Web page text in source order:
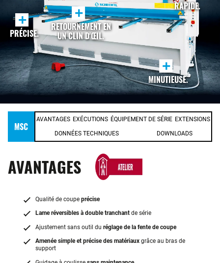
+
RETOURNEMENT EN
UN CLIN D'ŒIL.
RAPIDE.
+
PRÉCISE.
+
MINUTIEUSE.
MSC
AVANTAGES EXÉCUTIONS ÉQUIPEMENT DE SÉRIE EXTENSIONS
DONNÉES TECHNIQUES DOWNLOADS
AVANTAGES
Qualité de coupe précise
Lame réversibles à double tranchant de série
Ajustement sans outil du réglage de la fente de coupe
Amenée simple et précise des matériaux grâce au bras de
support